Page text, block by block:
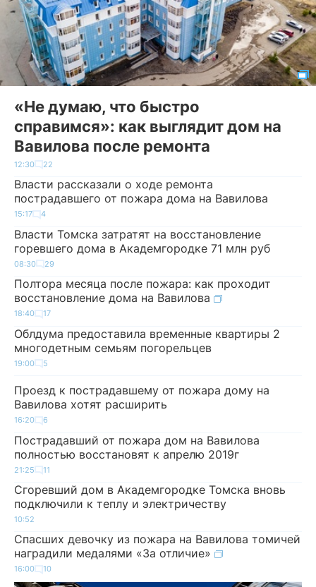
«Не думаю, что быстро
справимся»: как выглядит дом на
Вавилова после ремонта
12:30 22
Власти рассказали о ходе ремонта
пострадавшего от пожара дома на Вавилова
15:17 4
Власти Томска затратят на восстановление
горевшего дома в Академгородке 71 млн руб
08:30 29
Полтора месяца после пожара: как проходит
восстановление дома на Вавилова
18:40 17
Облдума предоставила временные квартиры 2
многодетным семьям погорельцев
19:00 5
Проезд к пострадавшему от пожара дому на
Вавилова хотят расширить
16:20 6
Пострадавший от пожара дом на Вавилова
полностью восстановят к апрелю 2019г
21:25 11
Сгоревший дом в Академгородке Томска вновь
подключили к теплу и электричеству
10:52
Спасших девочку из пожара на Вавилова томичей
наградили медалями «За отличие»
16:00 10